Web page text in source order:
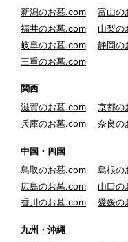
新潟のお墓.com
富山の
福井のお墓.com
山梨の
岐阜のお墓.com
静岡の
三重のお墓.com
関西
滋賀のお墓.com
京都の
兵庫のお墓.com
奈良の
中国・四国
鳥取のお墓.com
島根の
広島のお墓.com
山口の
香川のお墓.com
愛媛の
九州・沖縄